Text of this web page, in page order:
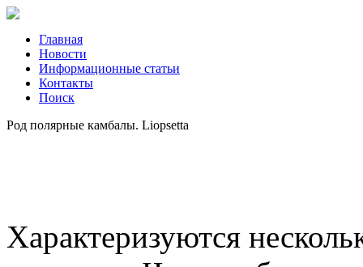
Главная
Новости
Информационные статьи
Контакты
Поиск
Род полярные камбалы. Liopsetta
Характеризуются